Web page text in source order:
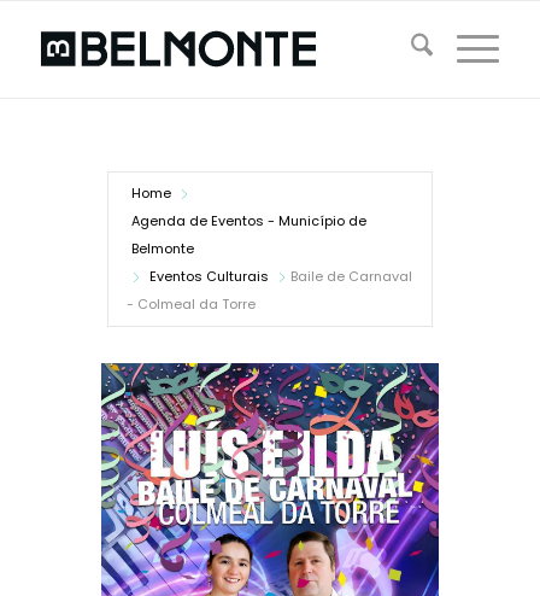
Home
Agenda de Eventos - Município de
Belmonte
Eventos Culturais
Baile de Carnaval
- Colmeal da Torre